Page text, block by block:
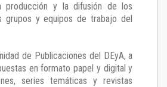
producción y la difusión de los
grupos y equipos de trabajo del
de Publicaciones del DEyA, a
en formato papel y digital y
series temáticas y revistas